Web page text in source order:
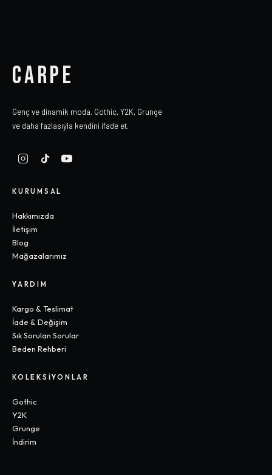
CARPE
Genç ve dinamik moda. Gothic, Y2K, Grunge
ve daha fazlasıyla kendini ifade et.
KURUMSAL
Hakkımızda
İletişim
Blog
Mağazalarımız
YARDIM
Kargo & Teslimat
İade & Değişim
Sık Sorulan Sorular
Beden Rehberi
KOLEKSIYONLAR
Gothic
Y2K
Grunge
İndirim